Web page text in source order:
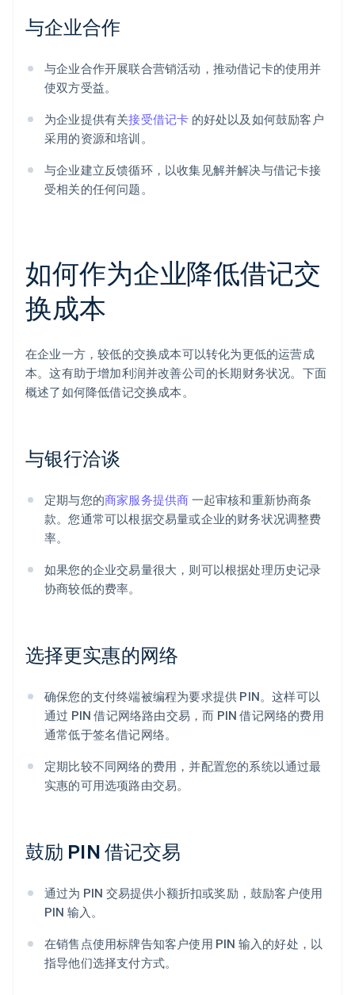
与企业合作
与企业合作开展联合营销活动，推动借记卡的使用并
使双方受益。
为企业提供有关接受借记卡 的好处以及如何鼓励客户
采用的资源和培训。
与企业建立反馈循环，以收集见解并解决与借记卡接
受相关的任何问题。
如何作为企业降低借记交
换成本
在企业一方，较低的交换成本可以转化为更低的运营成
本。这有助于增加利润并改善公司的长期财务状况。下面
概述了如何降低借记交换成本。
与银行洽谈
定期与您的商家服务提供商 一起审核和重新协商条
款。您通常可以根据交易量或企业的财务状况调整费
率。
如果您的企业交易量很大，则可以根据处理历史记录
协商较低的费率。
选择更实惠的网络
确保您的支付终端被编程为要求提供 PIN。这样可以
通过 PIN 借记网络路由交易，而 PIN 借记网络的费用
通常低于签名借记网络。
定期比较不同网络的费用，并配置您的系统以通过最
实惠的可用选项路由交易。
鼓励 PIN 借记交易
通过为 PIN 交易提供小额折扣或奖励，鼓励客户使用
PIN 输入。
在销售点使用标牌告知客户使用 PIN 输入的好处，以
指导他们选择支付方式。